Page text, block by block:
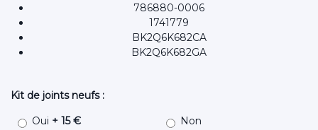
786880-0006
1741779
BK2Q6K682CA
BK2Q6K682GA
Kit de joints neufs :
Oui + 15 € Non